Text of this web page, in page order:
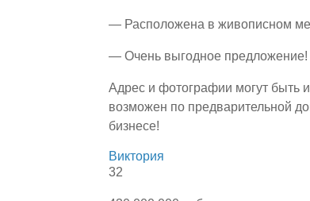
— Расположена в живописном
— Очень выгодное предложение!
Адрес и фотографии могут быть
возможен по предварительной
бизнесе!
Виктория
32